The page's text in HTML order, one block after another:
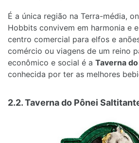
É a única região na Terra-média,
Hobbits convivem em harmonia e
centro comercial para elfos e
comércio ou viagens de um reino
econômico e social é a Taverna
conhecida por ter as melhores
2.2. Taverna do Pônei